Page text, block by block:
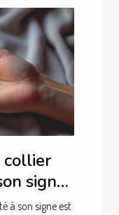
collier
signe
à son signe est